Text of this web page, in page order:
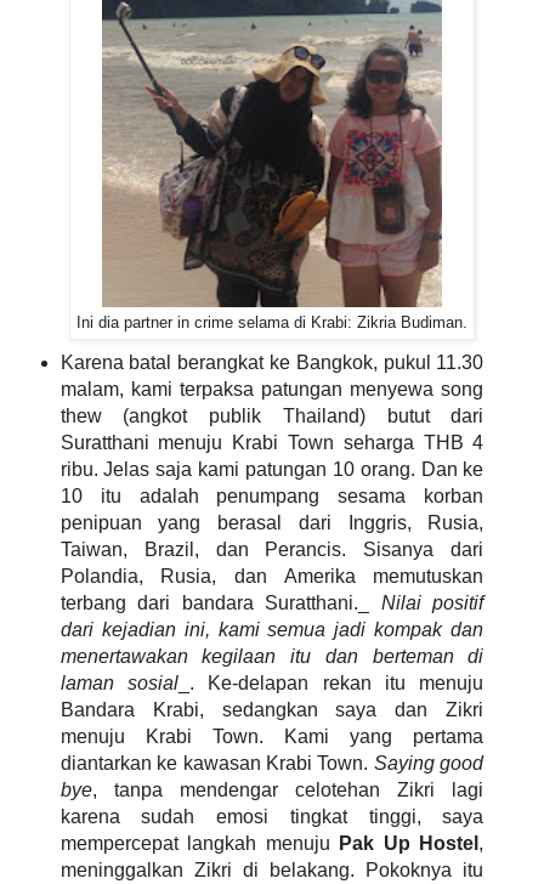
Ini dia partner in crime selama di Krabi: Zikria Budiman.
Karena batal berangkat ke Bangkok, pukul 11.30
malam, kami terpaksa patungan menyewa song
thew (angkot publik Thailand) butut dari
Suratthani menuju Krabi Town seharga THB 4
ribu. Jelas saja kami patungan 10 orang. Dan ke
10 itu adalah penumpang sesama korban
penipuan yang berasal dari Inggris, Rusia,
Taiwan, Brazil, dan Perancis. Sisanya dari
Polandia, Rusia, dan Amerika memutuskan
terbang dari bandara Suratthani._ Nilai positif
dari kejadian ini, kami semua jadi kompak dan
menertawakan kegilaan itu dan berteman di
laman sosial_. Ke-delapan rekan itu menuju
Bandara Krabi, sedangkan saya dan Zikri
menuju Krabi Town. Kami yang pertama
diantarkan ke kawasan Krabi Town. Saying good
bye, tanpa mendengar celotehan Zikri lagi
karena sudah emosi tingkat tinggi, saya
mempercepat langkah menuju Pak Up Hostel ,
meninggalkan Zikri di belakang. Pokoknya itu